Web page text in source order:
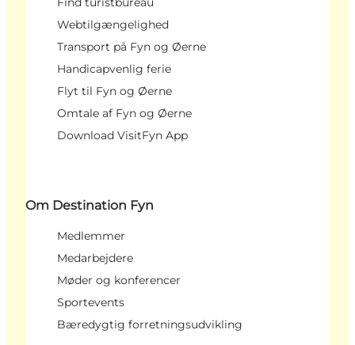
Webtilgængelighed
Transport på Fyn og Øerne
Handicapvenlig ferie
Flyt til Fyn og Øerne
Omtale af Fyn og Øerne
Download VisitFyn App
Om Destination Fyn
Medlemmer
Medarbejdere
Møder og konferencer
Sportevents
Bæredygtig forretningsudvikling